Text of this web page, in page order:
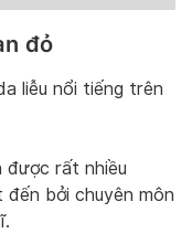
đỏ
liễu nổi tiếng trên
được rất nhiều
bởi chuyên môn